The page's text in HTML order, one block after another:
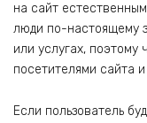
на сайт
люди по-настоящему
или услугах, поэтому
посетителями сайта
Если пользователь